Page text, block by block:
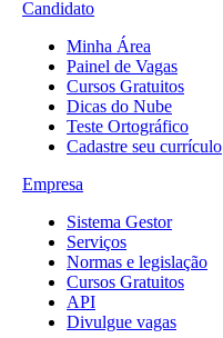
Candidato
Minha Área
Painel de Vagas
Cursos Gratuitos
Dicas do Nube
Teste Ortográfico
Cadastre seu currículo
Empresa
Sistema Gestor
Serviços
Normas e legislação
Cursos Gratuitos
API
Divulgue vagas